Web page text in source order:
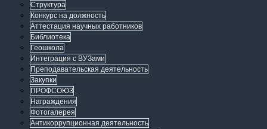
Структура
Конкурс на должность
Аттестация научных работников
Библиотека
Геошкола
Интеграция с ВУЗами
Преподавательская деятельность
Закупки
ПРОФСОЮЗ
Награждения
Фотогалерея
Антикоррупционная деятельность